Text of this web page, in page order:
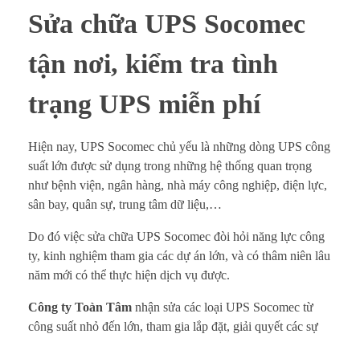
c
m
e
c
t
ậ
n
n
ơ
Sửa chữa UPS Socomec
tận nơi, kiểm tra tình
trạng UPS miễn phí
Hiện nay, UPS Socomec chủ yếu là những dòng UPS công
suất lớn được sử dụng trong những hệ thống quan trọng
như bệnh viện, ngân hàng, nhà máy công nghiệp, điện lực,
sân bay, quân sự, trung tâm dữ liệu,…
Do đó việc sửa chữa UPS Socomec đòi hỏi năng lực công
ty, kinh nghiệm tham gia các dự án lớn, và có thâm niên lâu
năm mới có thể thực hiện dịch vụ được.
Công ty Toàn Tâm nhận sửa các loại UPS Socomec từ
công suất nhỏ đến lớn, tham gia lắp đặt, giải quyết các sự